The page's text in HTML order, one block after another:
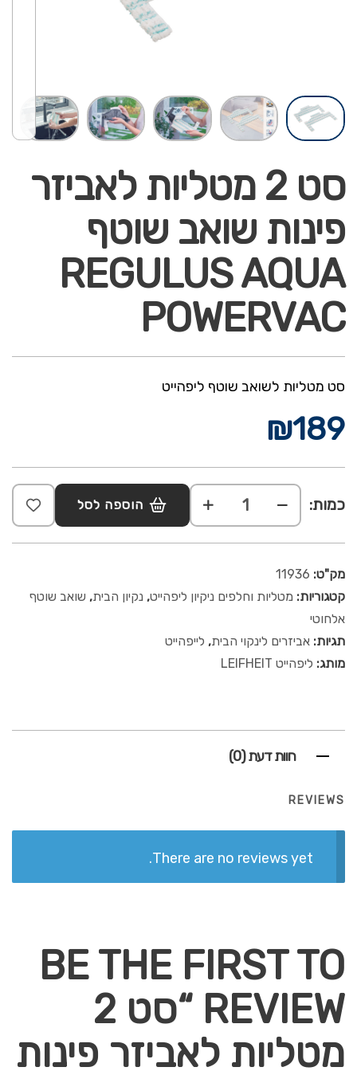
סט 2 מטליות לאביזר
פינות שואב שוטף
REGULUS AQUA
POWERVAC
סט מטליות לשואב שוטף ליפהייט
₪189
כמות: הוספה לסל
מק"ט: 11936
קטגוריות: מטליות וחלפים ניקיון ליפהייט, נקיון הבית, שואב שוטף
אלחוטי
תגיות: אביזרים לינקוי הבית, לייפהייט
מותג: ליפהייט LEIFHEIT
חוות דעת (0)
REVIEWS
There are no reviews yet.
BE THE FIRST TO
REVIEW “סט 2
מטליות לאביזר פינות